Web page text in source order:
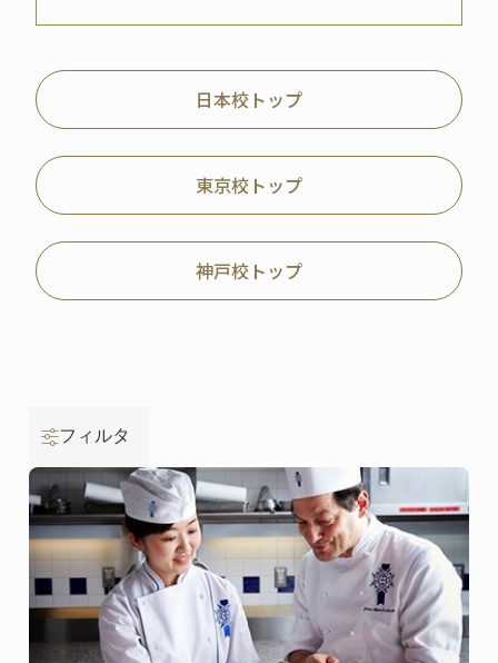
日本校トップ
東京校トップ
神戸校トップ
フィルタ